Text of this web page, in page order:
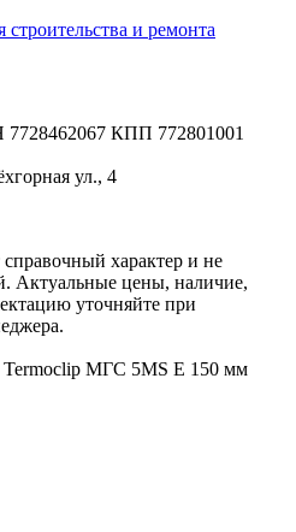
и ремонта
КПП 772801001
ул., 4
характер и не
Актуальные цены, наличие,
уточняйте при
Termoclip МГС 5MS Е 150 мм